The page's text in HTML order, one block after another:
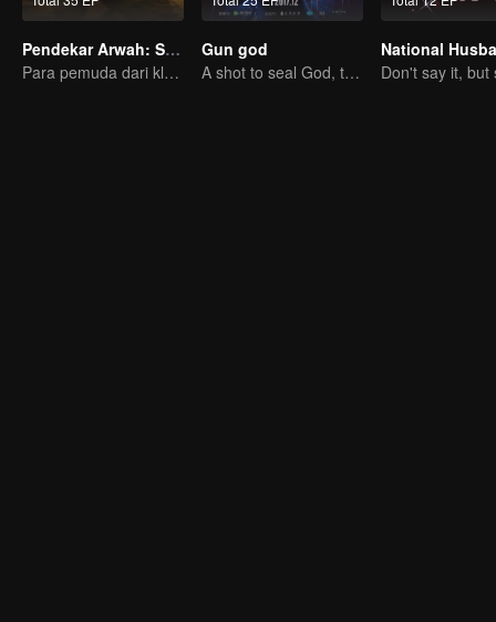
Pendekar Arwah: S1 - S3
Para pemuda dari klan pembudidaya, bersatu melawan kejahatan demi kedamaian bersama
Gun god
A shot to seal God, this is our battle!